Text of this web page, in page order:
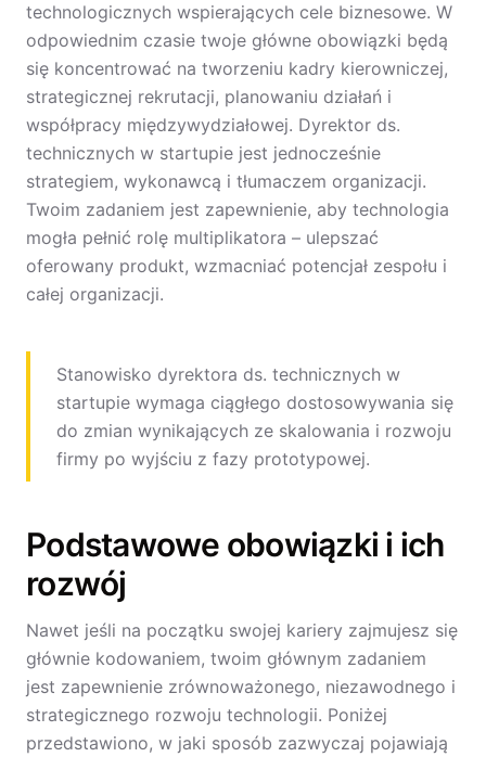
technologicznych wspierających cele biznesowe. W
odpowiednim czasie twoje główne obowiązki będą
się koncentrować na tworzeniu kadry kierowniczej,
strategicznej rekrutacji, planowaniu działań i
współpracy międzywydziałowej. Dyrektor ds.
technicznych w startupie jest jednocześnie
strategiem, wykonawcą i tłumaczem organizacji.
Twoim zadaniem jest zapewnienie, aby technologia
mogła pełnić rolę multiplikatora – ulepszać
oferowany produkt, wzmacniać potencjał zespołu i
całej organizacji.
Stanowisko dyrektora ds. technicznych w
startupie wymaga ciągłego dostosowywania się
do zmian wynikających ze skalowania i rozwoju
firmy po wyjściu z fazy prototypowej.
Podstawowe obowiązki i ich
rozwój
Nawet jeśli na początku swojej kariery zajmujesz się
głównie kodowaniem, twoim głównym zadaniem
jest zapewnienie zrównoważonego, niezawodnego i
strategicznego rozwoju technologii. Poniżej
przedstawiono, w jaki sposób zazwyczaj pojawiają